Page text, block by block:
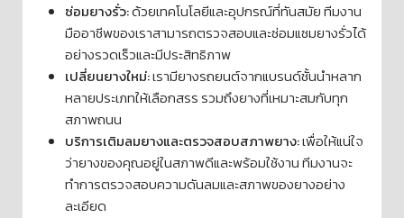
ซ่อมยางรั่ว:ด้วยเทคโนโลยีและอุปกรณ์ที่ทันสมัย ทีมงาน
มืออาชีพของเราสามารถตรวจสอบและซ่อมแซมยางรั่วได้
อย่างรวดเร็วและมีประสิทธิภาพ
เปลี่ยนยางใหม่:เรามียางรถยนต์จากแบรนด์ชั้นนำหลาก
หลายประเภทให้เลือกสรร รวมถึงยางที่เหมาะสมกับทุก
สภาพถนน
บริการเติมลมยางและตรวจสอบสภาพยาง:เพื่อให้แน่ใจ
ว่ายางของคุณอยู่ในสภาพดีและพร้อมใช้งาน ทีมงานจะ
ทำการตรวจสอบความดันลมและสภาพของยางอย่าง
ละเอียด